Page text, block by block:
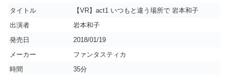
タイトル
【VR】act1 いつもと違う場所で 岩本和子
出演者
岩本和子
発売日
2018/01/19
メーカー
ファンタスティカ
時間
35分